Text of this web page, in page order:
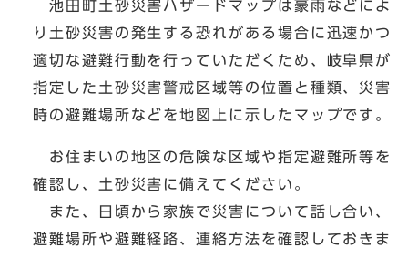
池田町土砂災害ハザードマップは豪雨などによ
り土砂災害の発生する恐れがある場合に迅速かつ
適切な避難行動を行っていただくため、岐阜県が
指定した土砂災害警戒区域等の位置と種類、災害
時の避難場所などを地図上に示したマップです。
お住まいの地区の危険な区域や指定避難所等を
確認し、土砂災害に備えてください。
また、日頃から家族で災害について話し合い、
避難場所や避難経路、連絡方法を確認しておきま